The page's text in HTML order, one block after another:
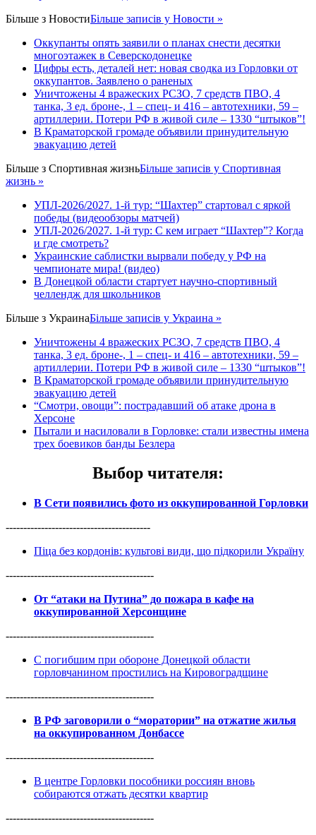
Більше з НовостиБільше записів у Новости »
Оккупанты опять заявили о планах снести десятки
многоэтажек в Северскодонецке
Цифры есть, деталей нет: новая сводка из Горловки от
оккупантов. Заявлено о раненых
Уничтожены 4 вражеских РСЗО, 7 средств ПВО, 4
танка, 3 ед. броне-, 1 – спец- и 416 – автотехники, 59 –
артиллерии. Потери РФ в живой силе – 1330 “штыков”!
В Краматорской громаде объявили принудительную
эвакуацию детей
Більше з Спортивная жизньБільше записів у Спортивная
жизнь »
УПЛ-2026/2027. 1-й тур: “Шахтер” стартовал с яркой
победы (видеообзоры матчей)
УПЛ-2026/2027. 1-й тур: С кем играет “Шахтер”? Когда
и где смотреть?
Украинские саблистки вырвали победу у РФ на
чемпионате мира! (видео)
В Донецкой области стартует научно-спортивный
челлендж для школьников
Більше з УкраинаБільше записів у Украина »
Уничтожены 4 вражеских РСЗО, 7 средств ПВО, 4
танка, 3 ед. броне-, 1 – спец- и 416 – автотехники, 59 –
артиллерии. Потери РФ в живой силе – 1330 “штыков”!
В Краматорской громаде объявили принудительную
эвакуацию детей
“Смотри, овощи”: пострадавший об атаке дрона в
Херсоне
Пытали и насиловали в Горловке: стали известны имена
трех боевиков банды Безлера
Выбор читателя:
В Сети появились фото из оккупированной Горловки
-----------------------------------------
Піца без кордонів: культові види, що підкорили Україну
------------------------------------------
От “атаки на Путина” до пожара в кафе на
оккупированной Херсонщине
------------------------------------------
С погибшим при обороне Донецкой области
горловчанином простились на Кировоградщине
------------------------------------------
В РФ заговорили о “моратории” на отжатие жилья
на оккупированном Донбассе
------------------------------------------
В центре Горловки пособники россиян вновь
собираются отжать десятки квартир
------------------------------------------